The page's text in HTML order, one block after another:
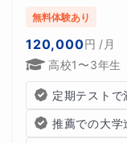
無料体験あり
120,000円 /月
高校1〜3年生
定期テストで
推薦での大学